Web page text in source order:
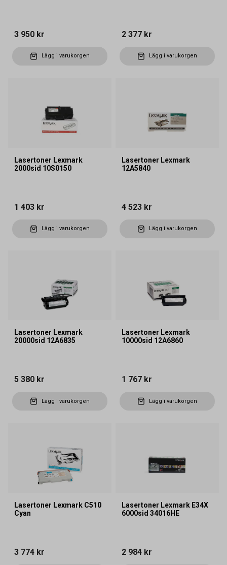
3 950 kr
Lägg i varukorgen
2 377 kr
Lägg i varukorgen
Lasertoner Lexmark
2000sid 10S0150
1 403 kr
Lägg i varukorgen
Lasertoner Lexmark
12A5840
4 523 kr
Lägg i varukorgen
Lasertoner Lexmark
20000sid 12A6835
5 380 kr
Lägg i varukorgen
Lasertoner Lexmark
10000sid 12A6860
1 767 kr
Lägg i varukorgen
Lasertoner Lexmark C510
Cyan
3 774 kr
Lasertoner Lexmark E34X
6000sid 34016HE
2 984 kr